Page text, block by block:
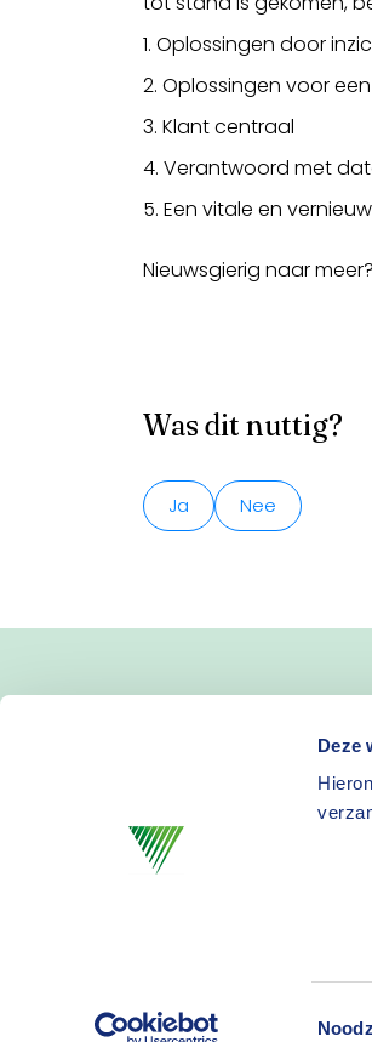
Deze
1. Oplossingen door
2. Oplossingen voor
3. Klant centraal
4. Verantwoord met
5. Een vitale en
Nieuwsgierig naar
Was dit nuttig?
Ja Nee
Blijf op de
en activiteiten